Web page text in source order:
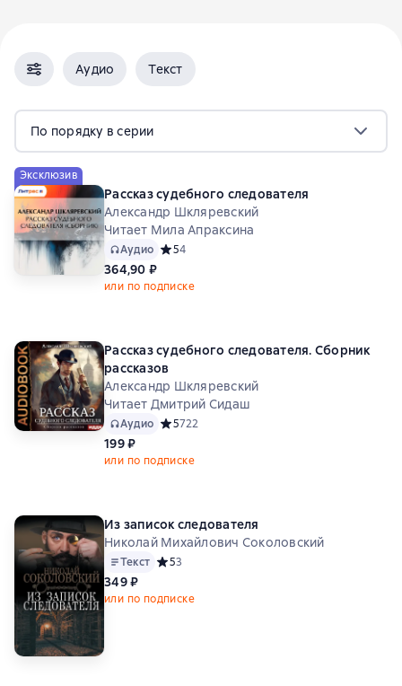
Аудио Текст
По порядку в серии
Эксклюзив
Рассказ судебного следователя
Александр Шкляревский
Читает Мила Апраксина
Аудио Средний рейтинг 5 на основе 4 оценок
54
364,90 ₽
или по подписке
Рассказ судебного следователя. Сборник
рассказов
Александр Шкляревский
Читает Дмитрий Сидаш
Аудио Средний рейтинг 5 на основе 722 оценок
5722
199 ₽
или по подписке
Из записок следователя
Николай Михайлович Соколовский
Текст Средний рейтинг 5 на основе 3 оценок
53
349 ₽
или по подписке